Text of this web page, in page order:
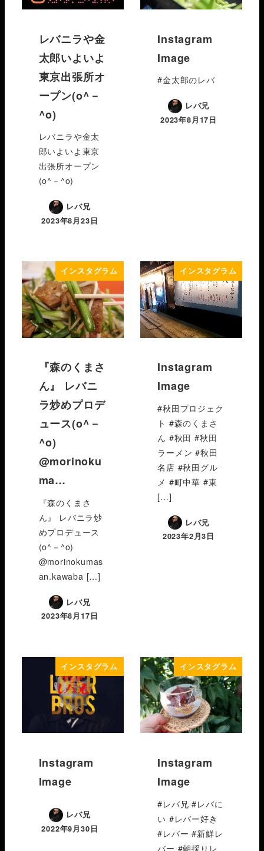
レバニラや金
太郎いよいよ
東京出張所オ
ープン(o^－
^o)
レバニラや金太
郎いよいよ東京
出張所オープン
(o^－^o)
レバ兄
2023年8月23日
Instagram
Image
#金太郎のレバ
レバ兄
2023年8月17日
インスタグラム
『森のくまさ
ん』 レバニ
ラ炒めプロデ
ュース(o^－
^o)
@morinoku
ma…
『森のくまさ
ん』 レバニラ炒
めプロデュース
(o^－^o)
@morinokumas
an.kawaba […]
レバ兄
2023年8月17日
インスタグラム
Instagram
Image
#秋田プロジェク
ト #森のくまさ
ん #秋田 #秋田
ラーメン #秋田
名店 #秋田グル
メ #町中華 #東
[…]
レバ兄
2023年2月3日
インスタグラム
Instagram
Image
レバ兄
2022年9月30日
インスタグラム
Instagram
Image
#レバ兄 #レバに
い #レバー好き
#レバー #新鮮レ
バー #朝採りレ